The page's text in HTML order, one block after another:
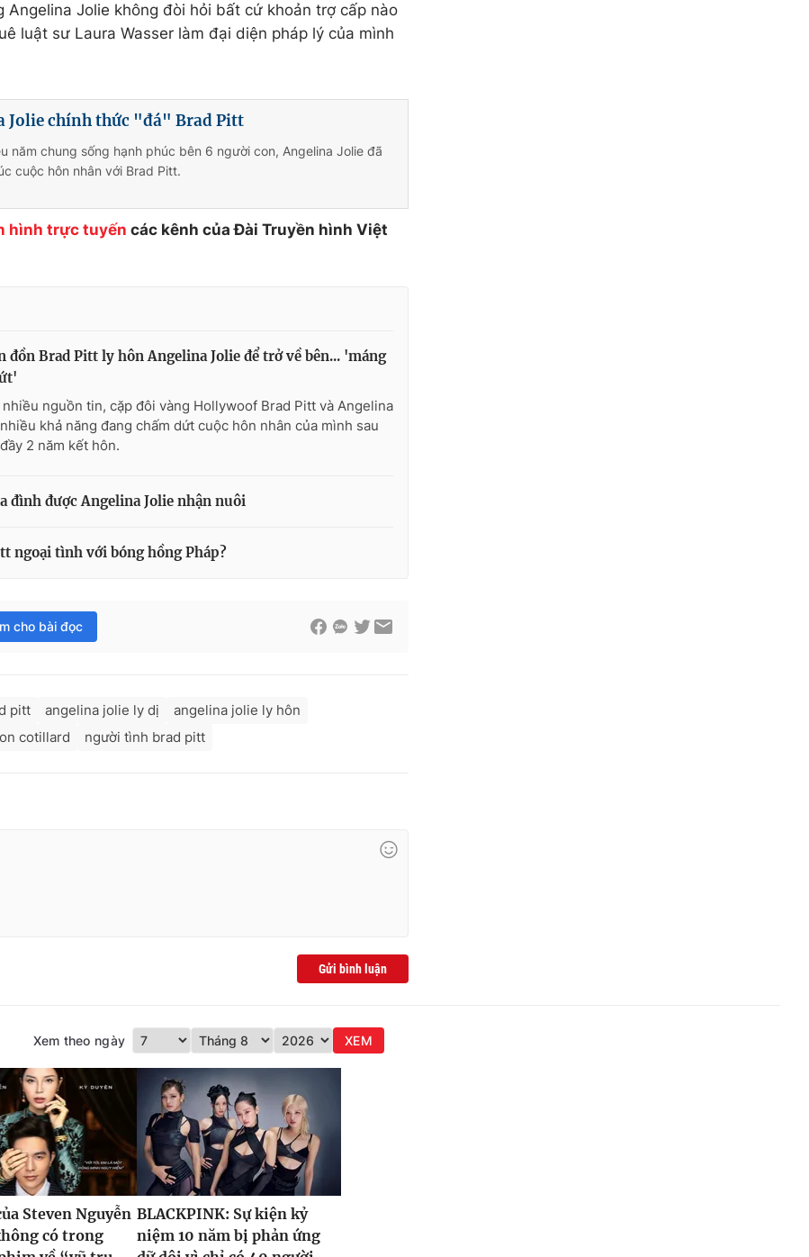
Angelina Jolie không đòi hỏi bất cứ khoản trợ cấp nào
luật sư Laura Wasser làm đại diện pháp lý của mình
Jolie chính thức "đá" Brad Pitt
năm chung sống hạnh phúc bên 6 người con, Angelina Jolie đã
cuộc hôn nhân với Brad Pitt.
hình trực tuyến các kênh của Đài Truyền hình Việt
đồn Brad Pitt ly hôn Angelina Jolie để trở về bên... 'máng
nguồn tin, cặp đôi vàng Hollywoof Brad Pitt và Angelina
khả năng đang chấm dứt cuộc hôn nhân của mình sau
2 năm kết hôn.
đình được Angelina Jolie nhận nuôi
ngoại tình với bóng hồng Pháp?
cho bài đọc
pitt angelina jolie ly dị
angelina jolie ly hôn
cotillard người tình brad pitt
Gửi bình luận
Xem theo ngày XEM
Steven Nguyễn
có trong
BLACKPINK: Sự kiện kỷ
niệm 10 năm bị phản ứng